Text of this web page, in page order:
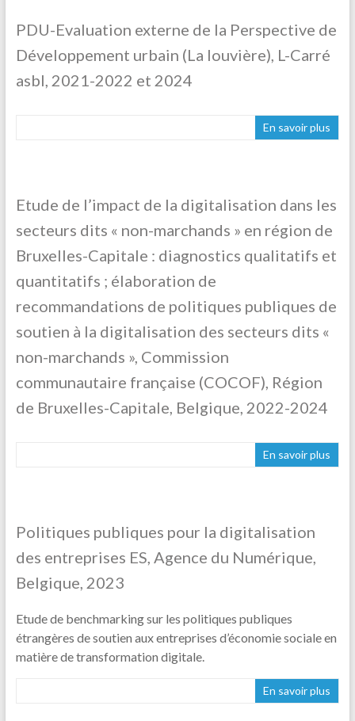
PDU-Evaluation externe de la Perspective de
Développement urbain (La louvière), L-Carré
asbl, 2021-2022 et 2024
En savoir plus
Etude de l’impact de la digitalisation dans les
secteurs dits « non-marchands » en région de
Bruxelles-Capitale : diagnostics qualitatifs et
quantitatifs ; élaboration de
recommandations de politiques publiques de
soutien à la digitalisation des secteurs dits «
non-marchands », Commission
communautaire française (COCOF), Région
de Bruxelles-Capitale, Belgique, 2022-2024
En savoir plus
Politiques publiques pour la digitalisation
des entreprises ES, Agence du Numérique,
Belgique, 2023
Etude de benchmarking sur les politiques publiques
étrangères de soutien aux entreprises d’économie sociale en
matière de transformation digitale.
En savoir plus